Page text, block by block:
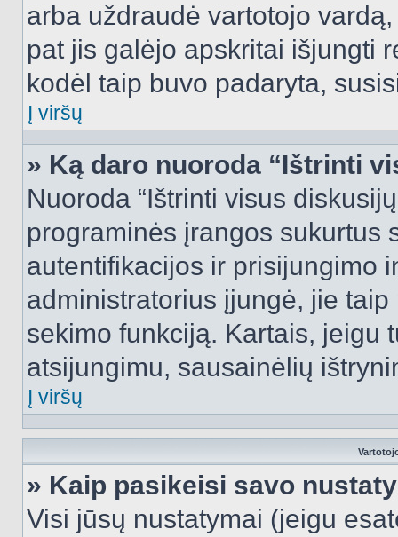
arba uždraudė vartotojo
pat jis galėjo apskritai išjungti
kodėl taip buvo padaryta,
Į viršų
» Ką daro nuoroda “Ištrinti
Nuoroda “Ištrinti visus
programinės įrangos sukurtus
autentifikacijos ir prisijungimo
administratorius įjungė, jie
sekimo funkciją. Kartais, jeigu
atsijungimu, sausainėlių
Į viršų
» Kaip pasikeisi savo
Visi jūsų nustatymai (jeigu